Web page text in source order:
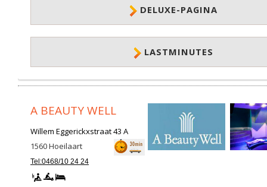
DELUXE-PAGINA
LASTMINUTES
A BEAUTY WELL
Willem Eggerickxstraat 43 A
1560Hoeilaart
Tel:0468/10 24 24